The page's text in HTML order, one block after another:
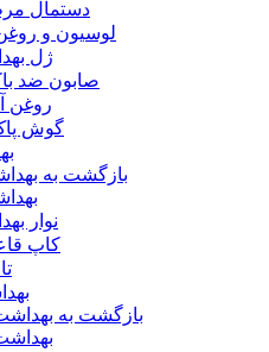
دستمال
لوسیون و
ژل
صابون ضد
روغن
گوش
بازگشت به
نوار
کاپ
بازگشت به